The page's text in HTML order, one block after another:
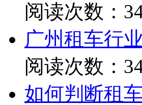
阅读次数：
广州租车行
阅读次数：
如何判断租